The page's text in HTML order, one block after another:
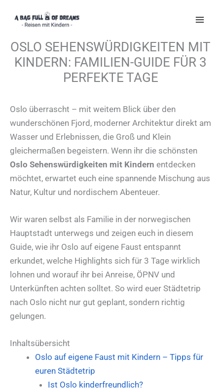
Inhalt
OSLO SEHENSWÜRDIGKEITEN MIT
KINDERN: FAMILIEN-GUIDE FÜR 3
PERFEKTE TAGE
Oslo überrascht – mit weitem Blick über den
wunderschönen Fjord, moderner Architektur direkt am
Wasser und Erlebnissen, die Groß und Klein
gleichermaßen begeistern. Wenn ihr die schönsten
Oslo Sehenswürdigkeiten mit Kindern entdecken
möchtet, erwartet euch eine spannende Mischung aus
Natur, Kultur und nordischem Abenteuer.
Wir waren selbst als Familie in der norwegischen
Hauptstadt unterwegs und zeigen euch in diesem
Guide, wie ihr Oslo auf eigene Faust entspannt
erkundet, welche Highlights sich für 3 Tage wirklich
lohnen und worauf ihr bei Anreise, ÖPNV und
Unterkünften achten solltet. So wird euer Städtetrip
nach Oslo nicht nur gut geplant, sondern richtig
gelungen.
Inhaltsübersicht
Oslo auf eigene Faust mit Kindern – Tipps für
euren Städtetrip
Ist Oslo kinderfreundlich?